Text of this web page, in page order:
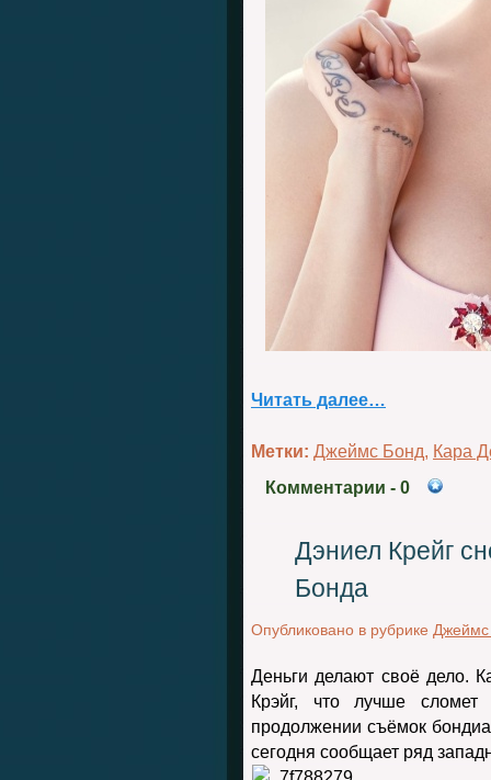
Читать далее…
Метки: Джеймс Бонд, Кара
Комментарии - 0
Дэниел Крейг
Бонда
Опубликовано в рубрике
Деньги делают своё дело.
Крэйг, что лучше
продолжении съёмок
сегодня сообщает ряд